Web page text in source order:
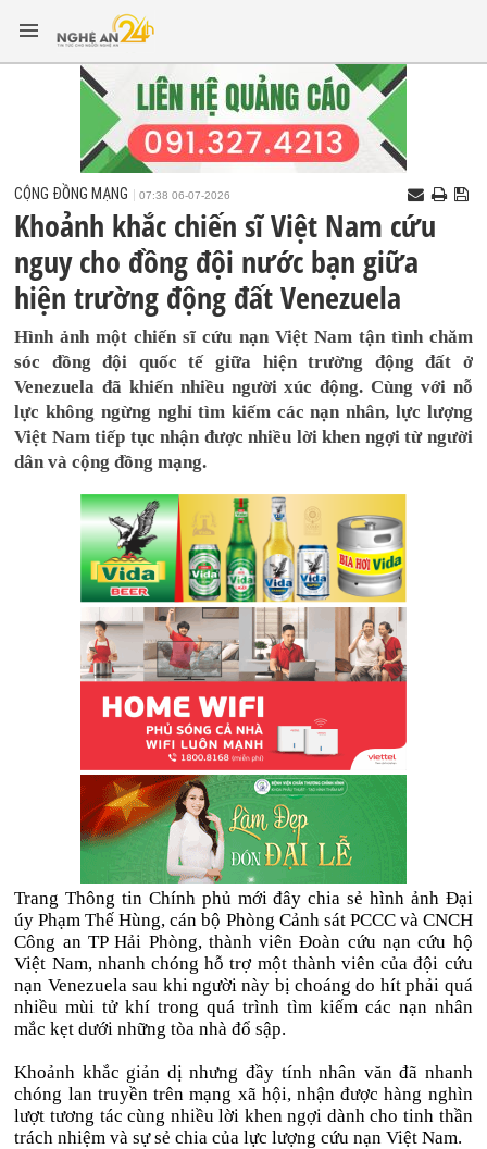
CỘNG ĐỒNG MẠNG 07:38 06-07-2026
Khoảnh khắc chiến sĩ Việt Nam cứu
nguy cho đồng đội nước bạn giữa
hiện trường động đất Venezuela
Hình ảnh một chiến sĩ cứu nạn Việt Nam tận tình chăm
sóc đồng đội quốc tế giữa hiện trường động đất ở
Venezuela đã khiến nhiều người xúc động. Cùng với nỗ
lực không ngừng nghỉ tìm kiếm các nạn nhân, lực lượng
Việt Nam tiếp tục nhận được nhiều lời khen ngợi từ người
dân và cộng đồng mạng.
Trang Thông tin Chính phủ mới đây chia sẻ hình ảnh Đại
úy Phạm Thế Hùng, cán bộ Phòng Cảnh sát PCCC và CNCH
Công an TP Hải Phòng, thành viên Đoàn cứu nạn cứu hộ
Việt Nam, nhanh chóng hỗ trợ một thành viên của đội cứu
nạn Venezuela sau khi người này bị choáng do hít phải quá
nhiều mùi tử khí trong quá trình tìm kiếm các nạn nhân
mắc kẹt dưới những tòa nhà đổ sập.
Khoảnh khắc giản dị nhưng đầy tính nhân văn đã nhanh
chóng lan truyền trên mạng xã hội, nhận được hàng nghìn
lượt tương tác cùng nhiều lời khen ngợi dành cho tinh thần
trách nhiệm và sự sẻ chia của lực lượng cứu nạn Việt Nam.